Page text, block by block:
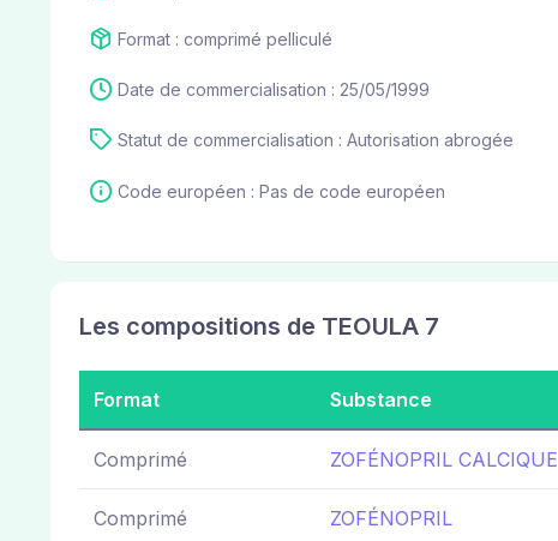
Format : comprimé pelliculé
Date de commercialisation : 25/05/1999
Statut de commercialisation : Autorisation abrogée
Code européen : Pas de code européen
Les compositions de TEOULA 7
Format Substance
Comprimé ZOFÉNOPRIL CALCIQUE
Comprimé ZOFÉNOPRIL